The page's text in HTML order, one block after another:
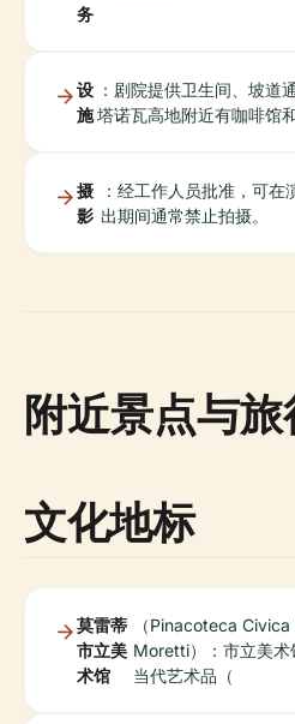
务
设
施
：剧院提供卫生间、坡道
塔诺瓦高地附近有咖啡馆和
摄
影
：经工作人员批准，可
出期间通常禁止拍摄。
附近景点与
文化地标
莫雷蒂
市立美
术馆
（Pinacoteca
Moretti）：市立美术
当代艺术品（